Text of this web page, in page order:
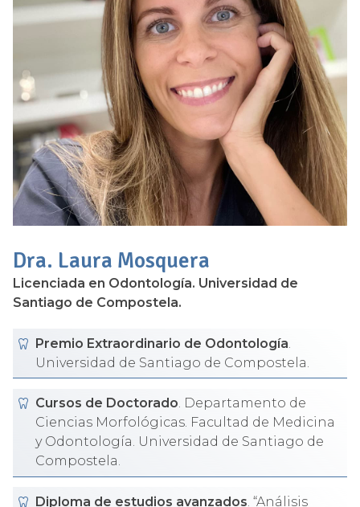
Dra. Laura Mosquera
Licenciada en Odontología. Universidad de
Santiago de Compostela.
Premio Extraordinario de Odontología
Universidad de Santiago de Compostela.
Cursos de Doctorado. Departamento de
Ciencias Morfológicas. Facultad de Medicina
y Odontología. Universidad de Santiago de
Compostela.
Diploma de estudios avanzados. “Análisis